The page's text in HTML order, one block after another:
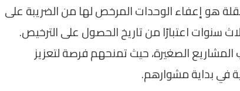
هو إعفاء الوحدات المرخص لها من الضريبة على
سنوات اعتبارًا من تاريخ الحصول على الترخيص.
الصغيرة، حيث تمنحهم فرصة لتعزيز
في بداية مشوارهم.